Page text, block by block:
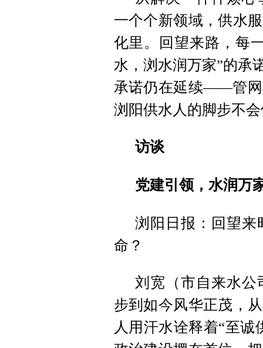
一个个新领域，供水
化里。回望来路，每
水，浏水润万家”的承
承诺仍在延续——管网
浏阳供水人的脚步不
访谈
党建引领，水润万
浏阳日报：回望来
命？
刘宽（市自来水公
步到如今风华正茂，
人用汗水诠释着“至